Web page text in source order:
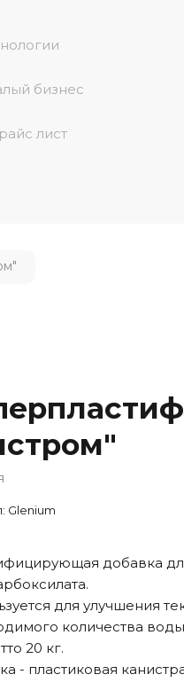
бизнес
лист
Glenium
добавка
для улучшения
количества
20 кг.
- пластиковая